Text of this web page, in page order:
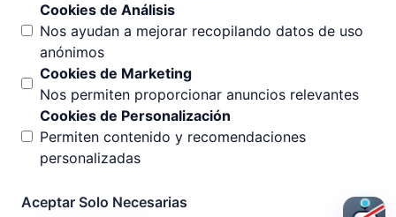
Centro de Ayuda
Todas las Herramientas
Sobre Nosotros
Precios
Política de Privacidad
Cookies de Análisis
Nos ayudan a mejorar recopilando datos de uso
anónimos
Cookies de Marketing
Nos permiten proporcionar anuncios relevantes
Cookies de Personalización
Permiten contenido y recomendaciones
personalizadas
Aceptar Solo Necesarias